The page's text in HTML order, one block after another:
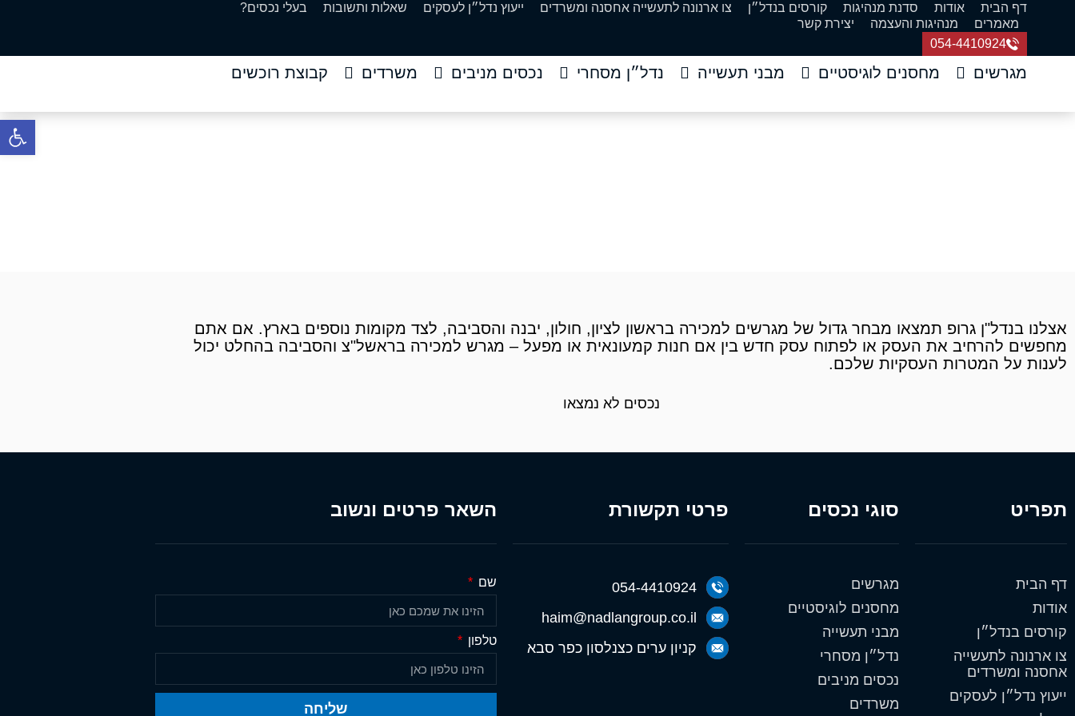
דף הבית אודות סדנת מנהיגות קורסים בנדל״ן צו ארנונה לתעשייה אחסנה ומשרדים ייעוץ נדל״ן לעסקים שאלות ותשובות
בעלי נכסים?
מאמרים
מנהיגות והעצמה
יצירת קשר
054-4410924
מגרשים מחסנים לוגיסטיים מבני תעשייה נדל״ן מסחרי נכסים מניבים משרדים קבוצת רוכשים
אצלנו בנדל"ן גרופ תמצאו מבחר גדול של מגרשים למכירה בראשון לציון, חולון, יבנה והסביבה, לצד מקומות נוספים בארץ. אם אתם
מחפשים להרחיב את העסק או לפתוח עסק חדש בין אם חנות קמעונאית או מפעל – מגרש למכירה בראשל"צ והסביבה בהחלט יכול
לענות על המטרות העסקיות שלכם.
נכסים לא נמצאו
תפריט
דף הבית
אודות
קורסים בנדל״ן
צו ארנונה לתעשייה
אחסנה ומשרדים
ייעוץ נדל״ן לעסקים
סוגי נכסים
מגרשים
מחסנים לוגיסטיים
מבני תעשייה
נדל״ן מסחרי
נכסים מניבים
משרדים
פרטי תקשורת
054-4410924
haim@nadlangroup.co.il
קניון ערים כצנלסון כפר סבא
השאר פרטים ונשוב
שם
טלפון
שליחה
פתח